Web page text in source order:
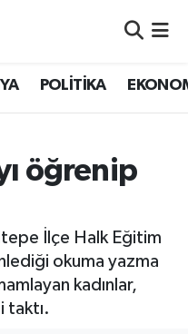
POLİTİKA
öğrenip
İlçe Halk Eğitim
okuma yazma
kadınlar,
taktı.
Fikstür